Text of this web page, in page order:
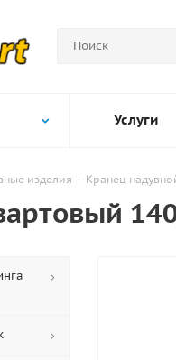
Услуги
изделия - Кранец